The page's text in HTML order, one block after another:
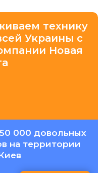
технику
Украины с
Новая
000 довольных
на территории